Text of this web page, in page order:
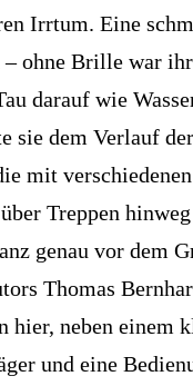
Irrtum. Eine
– ohne Brille war
darauf wie
sie dem Verlauf
mit
Treppen
genau vor dem
Thomas
hier, neben einem
und eine